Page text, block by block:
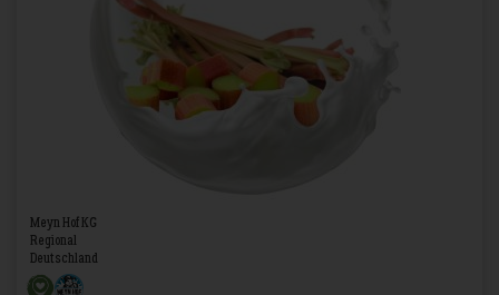
Meyn Hof KG
Regional
Deutschland